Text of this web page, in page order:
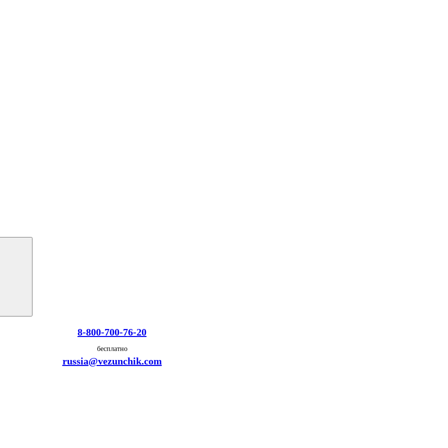
8-800-700-76-20
бесплатно
russia@vezunchik.com